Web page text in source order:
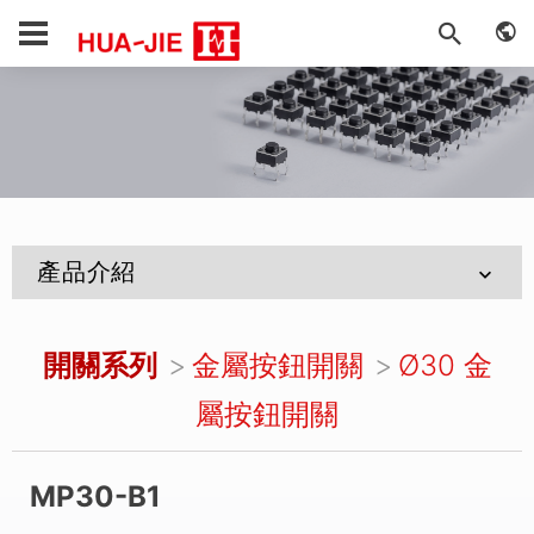
產品介紹
開關系列 金屬按鈕開關
Ø30 金
屬按鈕開關
MP30-B1